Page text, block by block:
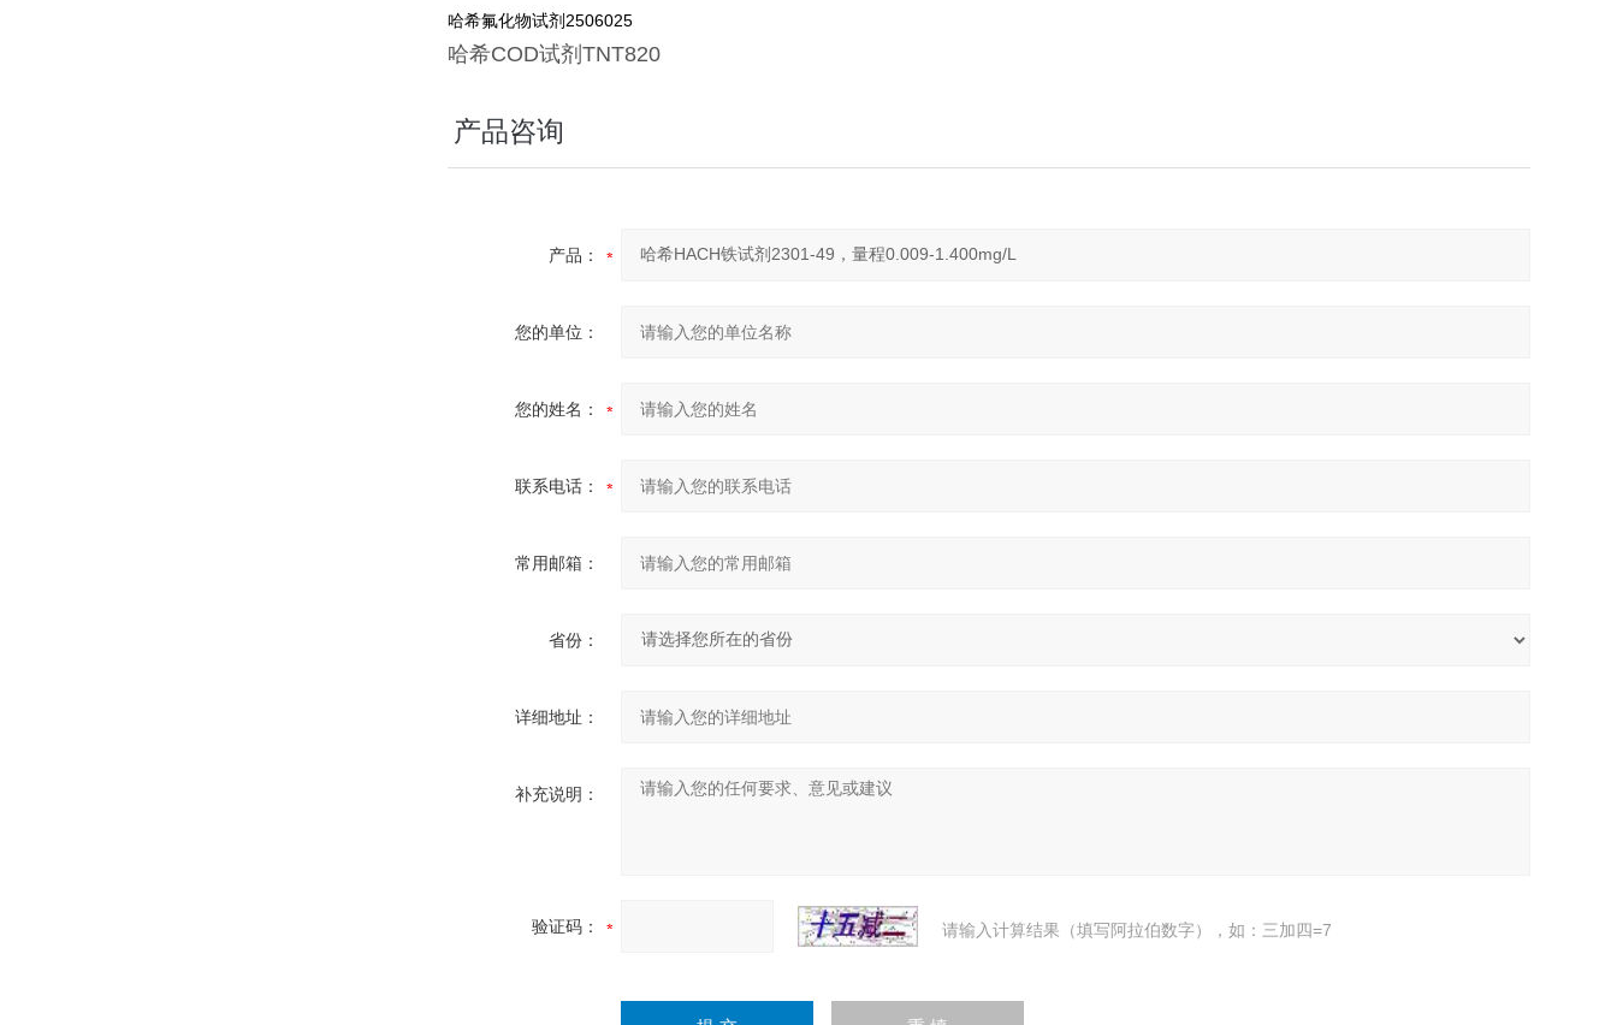
哈希氟化物试剂2506025
哈希COD试剂 TNT820
产品咨询
产品：
您的单位：
您的姓名：
联系电话：
常用邮箱：
省份：
详细地址：
补充说明：
验证码： 请输入计算结果（填写阿拉伯数字），如：三加四=7